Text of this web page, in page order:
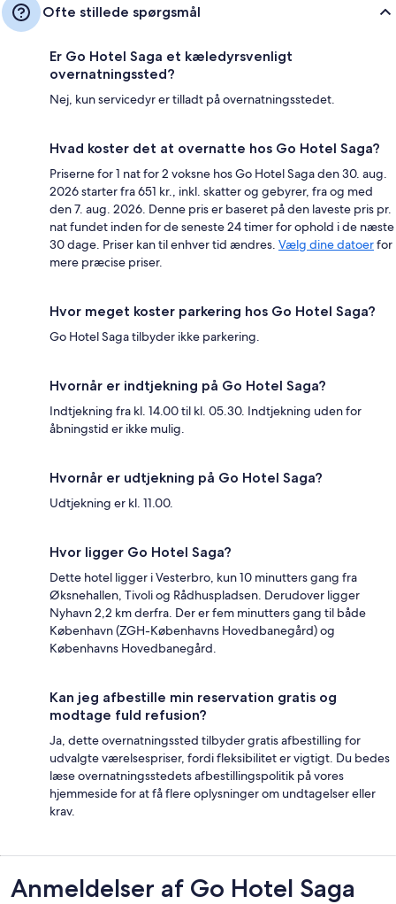
Ofte stillede spørgsmål
Er Go Hotel Saga et kæledyrsvenligt
overnatningssted?
Nej, kun servicedyr er tilladt på overnatningsstedet.
Hvad koster det at overnatte hos Go Hotel Saga?
Priserne for 1 nat for 2 voksne hos Go Hotel Saga den 30. aug.
2026 starter fra 651 kr., inkl. skatter og gebyrer, fra og med
den 7. aug. 2026. Denne pris er baseret på den laveste pris pr.
nat fundet inden for de seneste 24 timer for ophold i de næste
30 dage. Priser kan til enhver tid ændres. Vælg dine datoerfor
mere præcise priser.
Hvor meget koster parkering hos Go Hotel Saga?
Go Hotel Saga tilbyder ikke parkering.
Hvornår er indtjekning på Go Hotel Saga?
Indtjekning fra kl. 14.00 til kl. 05.30. Indtjekning uden for
åbningstid er ikke mulig.
Hvornår er udtjekning på Go Hotel Saga?
Udtjekning er kl. 11.00.
Hvor ligger Go Hotel Saga?
Dette hotel ligger i Vesterbro, kun 10 minutters gang fra
Øksnehallen, Tivoli og Rådhuspladsen. Derudover ligger
Nyhavn 2,2 km derfra. Der er fem minutters gang til både
København (ZGH-Københavns Hovedbanegård) og
Københavns Hovedbanegård.
Kan jeg afbestille min reservation gratis og
modtage fuld refusion?
Ja, dette overnatningssted tilbyder gratis afbestilling for
udvalgte værelsespriser, fordi fleksibilitet er vigtigt. Du bedes
læse overnatningsstedets afbestillingspolitik på vores
hjemmeside for at få flere oplysninger om undtagelser eller
krav.
Anmeldelser
Anmeldelser af Go Hotel Saga